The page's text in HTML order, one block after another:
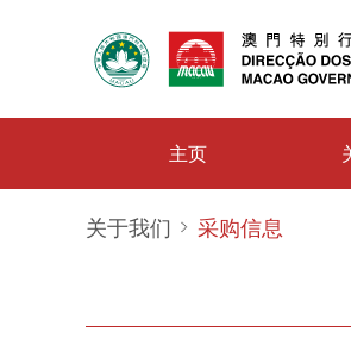
主页
关于我们 采购信息